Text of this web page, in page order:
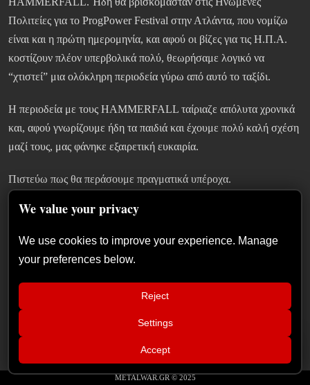
Πολιτείες για το ProgPower Festival στην Ατλάντα, που νομίζω
είναι και η πρώτη ημερομηνία, και αφού οι βίζες για τις Η.Π.Α.
κοστίζουν πλέον υπερβολικά πολύ, θεωρήσαμε λογικό να
“χτιστεί” μια ολόκληρη περιοδεία γύρω από αυτό το ταξίδι.
Η περιοδεία με τους HAMMERFALL ταίριαζε απόλυτα χρονικά
και, αφού γνωρίζουμε ήδη τα παιδιά και έχουμε πολύ καλή σχέση
μαζί τους, μας φάνηκε εξαιρετική ευκαιρία.
Πιστεύω πως θα περάσουμε πραγματικά υπέροχα.
Metalwar: Νομίζω καλύψαμε τα πάντα Johan. Σε ευχαριστώ
Πριν κλείσουμε, θα ήθελες να αφήσεις ένα μήνυμα στους
Έλληνες metalheads;
Ναι, φυσικά. Ελπίζουμε πραγματικά να
ακούσετε το νέο album όταν κυκλοφορήσει και, πάνω απ’ όλα, να
σας αρέσει.
Και ελπίζουμε επίσης να μπορέσουμε να επιστρέψουμε στην
METALWAR.GR © 2025
We value your privacy
We use cookies to improve your experience. Manage
your preferences below.
Reject
Settings
Accept
Xandria – Eclipse: Κριτική άλμπουμ